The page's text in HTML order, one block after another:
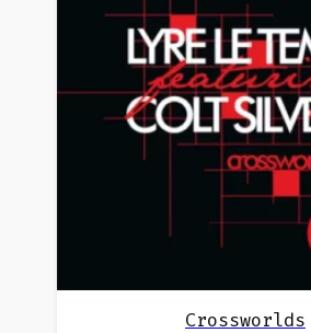
Crossworlds